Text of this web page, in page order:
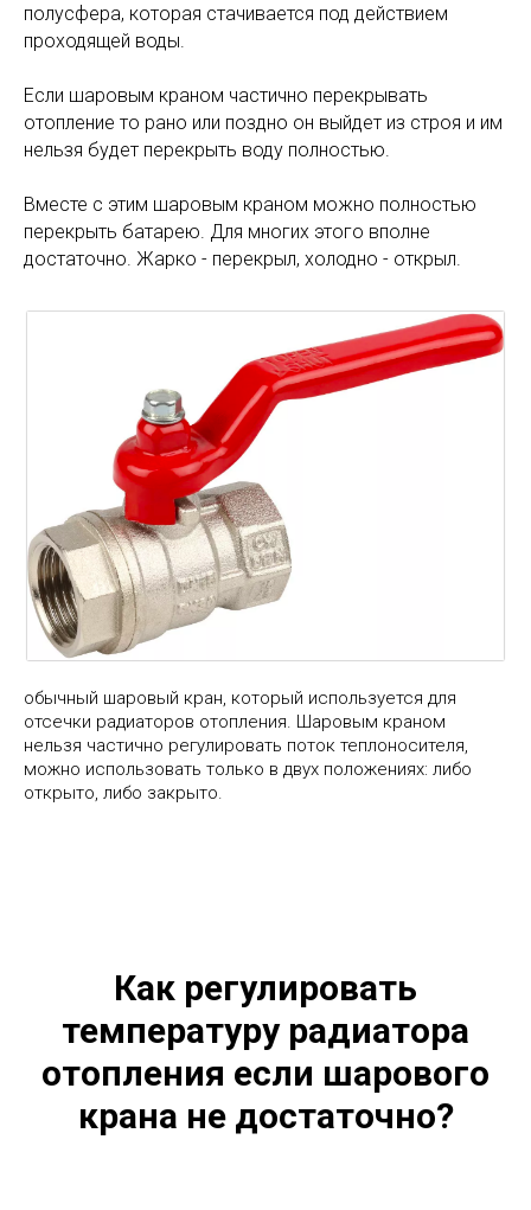
полусфера, которая стачивается под действием
проходящей воды.
Если шаровым краном частично перекрывать
отопление то рано или поздно он выйдет из строя и им
нельзя будет перекрыть воду полностью.
Вместе с этим шаровым краном можно полностью
перекрыть батарею. Для многих этого вполне
достаточно. Жарко - перекрыл, холодно - открыл.
обычный шаровый кран, который используется для
отсечки радиаторов отопления. Шаровым краном
нельзя частично регулировать поток теплоносителя,
можно использовать только в двух положениях: либо
открыто, либо закрыто.
Как регулировать
температуру радиатора
отопления если шарового
крана не достаточно?